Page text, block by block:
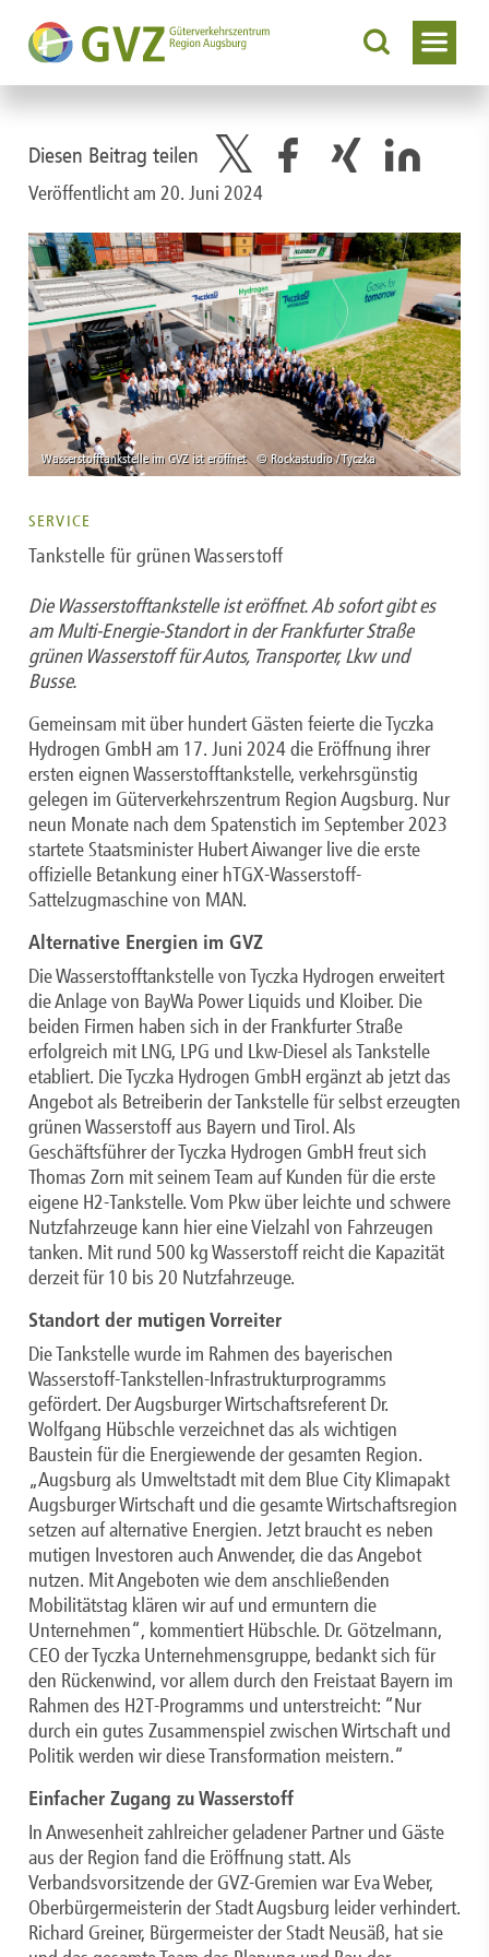
Diesen Beitrag teilen
Veröffentlicht am 20. Juni 2024
SERVICE
Tankstelle für grünen Wasserstoff
Die Wasserstofftankstelle ist eröffnet. Ab sofort gibt es
am Multi-Energie-Standort in der Frankfurter Straße
grünen Wasserstoff für Autos, Transporter, Lkw und
Busse.
Gemeinsam mit über hundert Gästen feierte die Tyczka
Hydrogen GmbH am 17. Juni 2024 die Eröffnung ihrer
ersten eignen Wasserstofftankstelle, verkehrsgünstig
gelegen im Güterverkehrszentrum Region Augsburg. Nur
neun Monate nach dem Spatenstich im September 2023
startete Staatsminister Hubert Aiwanger live die erste
offizielle Betankung einer hTGX-Wasserstoff-
Sattelzugmaschine von MAN.
Alternative Energien im GVZ
Die Wasserstofftankstelle von Tyczka Hydrogen erweitert
die Anlage von BayWa Power Liquids und Kloiber. Die
beiden Firmen haben sich in der Frankfurter Straße
erfolgreich mit LNG, LPG und Lkw-Diesel als Tankstelle
etabliert. Die Tyczka Hydrogen GmbH ergänzt ab jetzt das
Angebot als Betreiberin der Tankstelle für selbst erzeugten
grünen Wasserstoff aus Bayern und Tirol. Als
Geschäftsführer der Tyczka Hydrogen GmbH freut sich
Thomas Zorn mit seinem Team auf Kunden für die erste
eigene H2-Tankstelle. Vom Pkw über leichte und schwere
Nutzfahrzeuge kann hier eine Vielzahl von Fahrzeugen
tanken. Mit rund 500 kg Wasserstoff reicht die Kapazität
derzeit für 10 bis 20 Nutzfahrzeuge.
Standort der mutigen Vorreiter
Die Tankstelle wurde im Rahmen des bayerischen
Wasserstoff-Tankstellen-Infrastrukturprogramms
gefördert. Der Augsburger Wirtschaftsreferent Dr.
Wolfgang Hübschle verzeichnet das als wichtigen
Baustein für die Energiewende der gesamten Region.
„Augsburg als Umweltstadt mit dem Blue City Klimapakt
Augsburger Wirtschaft und die gesamte Wirtschaftsregion
setzen auf alternative Energien. Jetzt braucht es neben
mutigen Investoren auch Anwender, die das Angebot
nutzen. Mit Angeboten wie dem anschließenden
Mobilitätstag klären wir auf und ermuntern die
Unternehmen“, kommentiert Hübschle. Dr. Götzelmann,
CEO der Tyczka Unternehmensgruppe, bedankt sich für
den Rückenwind, vor allem durch den Freistaat Bayern im
Rahmen des H2T-Programms und unterstreicht: “Nur
durch ein gutes Zusammenspiel zwischen Wirtschaft und
Politik werden wir diese Transformation meistern.“
Einfacher Zugang zu Wasserstoff
In Anwesenheit zahlreicher geladener Partner und Gäste
aus der Region fand die Eröffnung statt. Als
Verbandsvorsitzende der GVZ-Gremien war Eva Weber,
Oberbürgermeisterin der Stadt Augsburg leider verhindert.
Richard Greiner, Bürgermeister der Stadt Neusäß, hat sie